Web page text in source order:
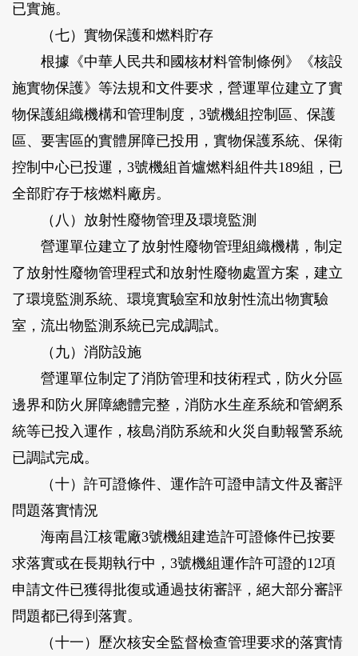
已實施。
（七）實物保護和燃料貯存
根據《中華人民共和國核材料管制條例》《核設
施實物保護》等法規和文件要求，營運單位建立了實
物保護組織機構和管理制度，3號機組控制區、保護
區、要害區的實體屏障已投用，實物保護系統、保衛
控制中心已投運，3號機組首爐燃料組件共189組，已
全部貯存于核燃料廠房。
（八）放射性廢物管理及環境監測
營運單位建立了放射性廢物管理組織機構，制定
了放射性廢物管理程式和放射性廢物處置方案，建立
了環境監測系統、環境實驗室和放射性流出物實驗
室，流出物監測系統已完成調試。
（九）消防設施
營運單位制定了消防管理和技術程式，防火分區
邊界和防火屏障總體完整，消防水生産系統和管網系
統等已投入運作，核島消防系統和火災自動報警系統
已調試完成。
（十）許可證條件、運作許可證申請文件及審評
問題落實情況
海南昌江核電廠3號機組建造許可證條件已按要
求落實或在長期執行中，3號機組運作許可證的12項
申請文件已獲得批復或通過技術審評，絕大部分審評
問題都已得到落實。
（十一）歷次核安全監督檢查管理要求的落實情